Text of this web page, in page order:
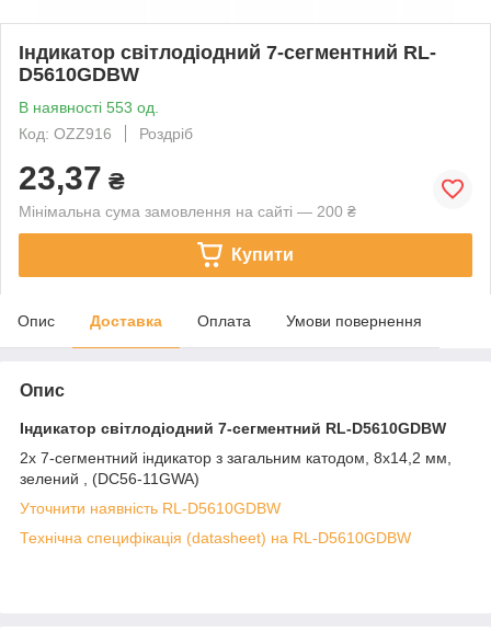
Індикатор світлодіодний 7-сегментний RL-
D5610GDBW
В наявності 553 од.
Код: OZZ916
Роздріб
23,37 ₴
Мінімальна сума замовлення на сайті — 200 ₴
Купити
Опис Доставка Оплата Умови повернення
Опис
Індикатор світлодіодний 7-сегментний RL-D5610GDBW
2x 7-сегментний індикатор з загальним катодом, 8x14,2 мм,
зелений , (DC56-11GWA)
Уточнити наявність RL-D5610GDBW
Технічна специфікація (datasheet) на RL-D5610GDBW